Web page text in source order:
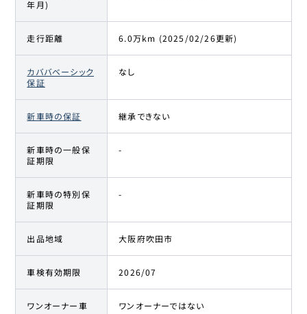
年月)
走行距離 6.0万km (2025/02/26更新)
カババベーシック
保証
なし
新車時の保証 継承できない
新車時の一般保
証期限
-
新車時の特別保
証期限
-
出品地域 大阪府吹田市
車検有効期限 2026/07
ワンオーナー車 ワンオーナーではない